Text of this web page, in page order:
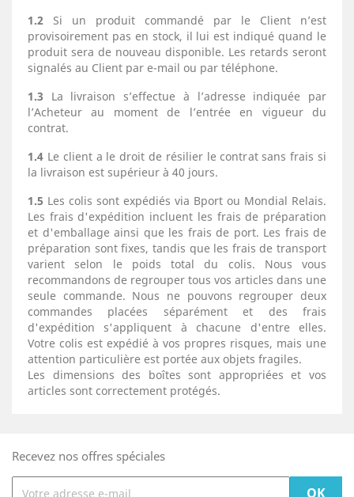
1.2 Si un produit commandé par le Client n’est
provisoirement pas en stock, il lui est indiqué quand le
produit sera de nouveau disponible. Les retards seront
signalés au Client par e-mail ou par téléphone.
1.3 La livraison s’effectue à l’adresse indiquée par
l’Acheteur au moment de l’entrée en vigueur du
contrat.
1.4 Le client a le droit de résilier le contrat sans frais si
la livraison est supérieur à 40 jours.
1.5 Les colis sont expédiés via Bport ou Mondial Relais.
Les frais d'expédition incluent les frais de préparation
et d'emballage ainsi que les frais de port. Les frais de
préparation sont fixes, tandis que les frais de transport
varient selon le poids total du colis. Nous vous
recommandons de regrouper tous vos articles dans une
seule commande. Nous ne pouvons regrouper deux
commandes placées séparément et des frais
d'expédition s'appliquent à chacune d'entre elles.
Votre colis est expédié à vos propres risques, mais une
attention particulière est portée aux objets fragiles.
Les dimensions des boîtes sont appropriées et vos
articles sont correctement protégés.
Recevez nos offres spéciales